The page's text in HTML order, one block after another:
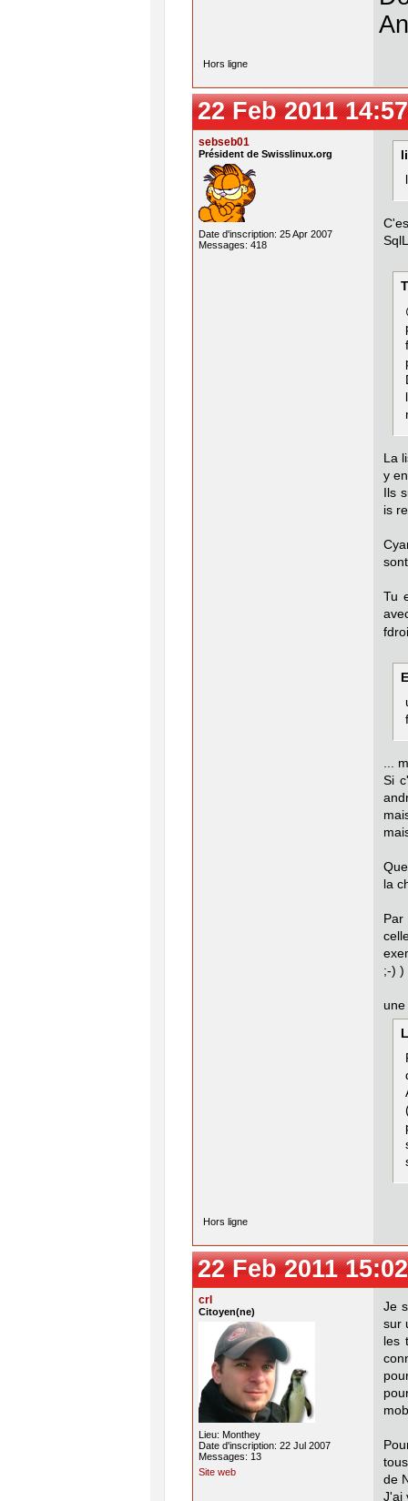
Hors ligne
22 Feb 2011
sebseb01
Président de Swisslinux.org
Date d'inscription: 25 Apr 2007
Messages: 418
La
y
Ils
is
Tu
...
Si
la
;-) )
Hors ligne
22 Feb 2011
crl
Citoyen(ne)
Lieu: Monthey
Date d'inscription: 22 Jul 2007
Messages: 13
Site web
Je
sur
les
de
J'ai